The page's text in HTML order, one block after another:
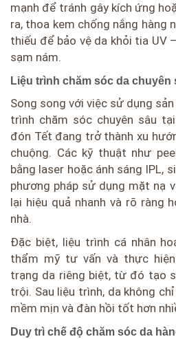
mạnh để tránh gây kích ứng
ra, thoa kem chống nắng hàng
thiếu để bảo vệ da khỏi tia UV
sạm nám.
Liệu trình chăm sóc da chuyên
Song song với việc sử dụng
trình chăm sóc chuyên sâu
đón Tết đang trở thành xu
chuộng. Các kỹ thuật như
bằng laser hoặc ánh sáng IPL,
phương pháp sử dụng mặt nạ
lại hiệu quả nhanh và rõ ràng
nhà.
Đặc biệt, liệu trình cá nhân
thẩm mỹ tư vấn và thực
trạng da riêng biệt, từ đó tạo
trội. Sau liệu trình, da không
mềm mịn và đàn hồi tốt hơn
Duy trì chế độ chăm sóc da